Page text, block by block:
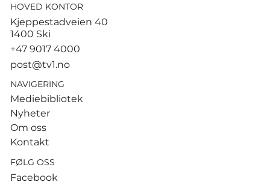
Høyre sier foreløpig nei til å
HOVED KONTOR
Kjeppestadveien 40
1400 Ski
+47 9017 4000
post@tv1.no
NAVIGERING
Mediebibliotek
Nyheter
Om oss
Kontakt
FØLG OSS
Facebook